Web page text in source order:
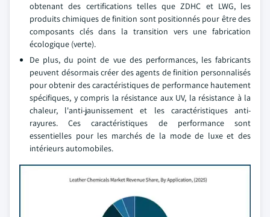
obtenant des certifications telles que ZDHC et LWG, les
produits chimiques de finition sont positionnés pour être des
composants clés dans la transition vers une fabrication
écologique (verte).
De plus, du point de vue des performances, les fabricants
peuvent désormais créer des agents de finition personnalisés
pour obtenir des caractéristiques de performance hautement
spécifiques, y compris la résistance aux UV, la résistance à la
chaleur, l'anti-jaunissement et les caractéristiques anti-
rayures. Ces caractéristiques de performance sont
essentielles pour les marchés de la mode de luxe et des
intérieurs automobiles.